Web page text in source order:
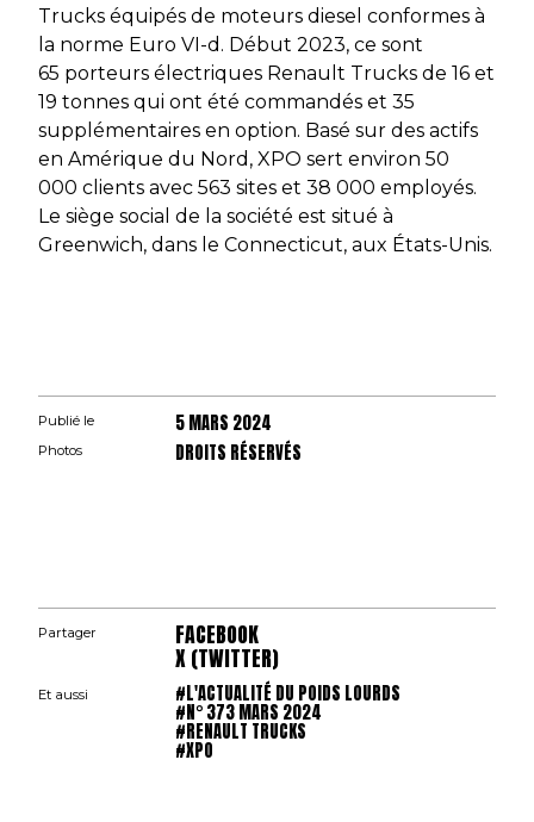
Trucks équipés de moteurs diesel conformes à
la norme Euro VI-d. Début 2023, ce sont
65 porteurs électriques Renault Trucks de 16 et
19 tonnes qui ont été commandés et 35
supplémentaires en option. Basé sur des actifs
en Amérique du Nord, XPO sert environ 50
000 clients avec 563 sites et 38 000 employés.
Le siège social de la société est situé à
Greenwich, dans le Connecticut, aux États-Unis.
Publié le 5 MARS 2024
Photos DROITS RÉSERVÉS
Partager FACEBOOK
X (TWITTER)
Et aussi #L'ACTUALITÉ DU POIDS LOURDS
#N° 373 MARS 2024
#RENAULT TRUCKS
#XPO